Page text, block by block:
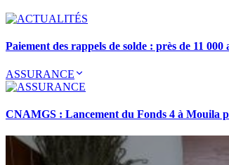
Paiement des rappels de solde : près de 11
ASSURANCE
CNAMGS : Lancement du Fonds 4 à Mouila